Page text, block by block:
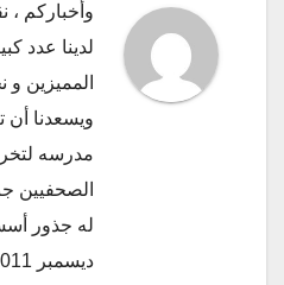
وأخباركم ،
لدينا عدد
المميزين و
ويسعدنا أن
مدرسه
الصحفيين
له جذور